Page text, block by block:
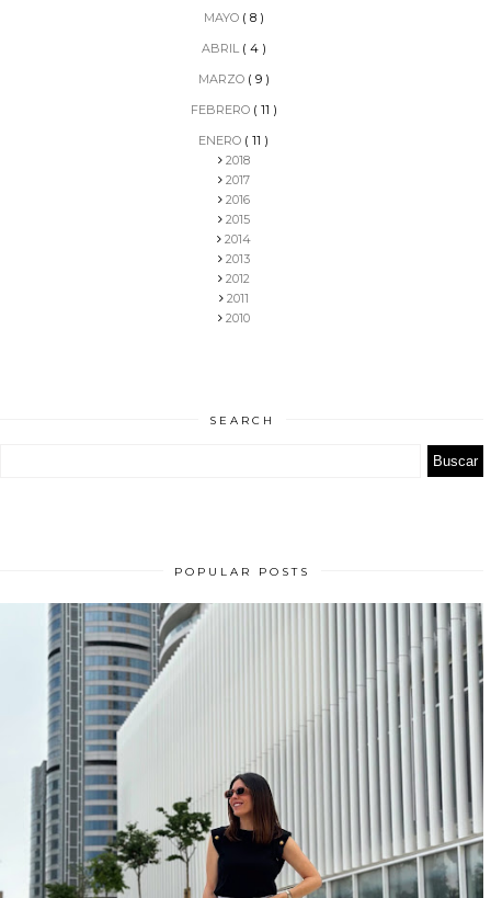
MAYO ( 8 )
ABRIL ( 4 )
MARZO ( 9 )
FEBRERO ( 11 )
ENERO ( 11 )
2018
2017
2016
2015
2014
2013
2012
2011
2010
SEARCH
POPULAR POSTS